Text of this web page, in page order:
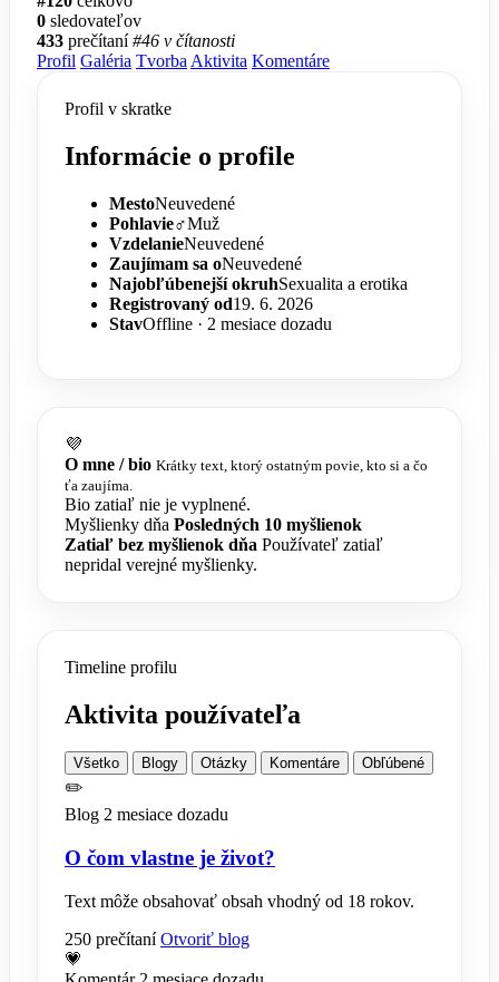
0 sledovateľov
433 prečítaní #46 v čítanosti
Profil Galéria Tvorba Aktivita Komentáre
Profil v skratke
Informácie o profile
MestoNeuvedené
Pohlavie♂️Muž
VzdelanieNeuvedené
Zaujímam sa oNeuvedené
Najobľúbenejší okruhSexualita a erotika
Registrovaný od19. 6. 2026
StavOffline · 2 mesiace dozadu
💜
O mne / bio Krátky text, ktorý ostatným povie, kto si a čo
ťa zaujíma.
Bio zatiaľ nie je vyplnené.
Myšlienky dňa Posledných 10 myšlienok
Zatiaľ bez myšlienok dňa Používateľ zatiaľ
nepridal verejné myšlienky.
Timeline profilu
Aktivita používateľa
Všetko Blogy Otázky Komentáre Obľúbené
✏️
Blog 2 mesiace dozadu
O čom vlastne je život?
Text môže obsahovať obsah vhodný od 18 rokov.
250 prečítaní Otvoriť blog
💗